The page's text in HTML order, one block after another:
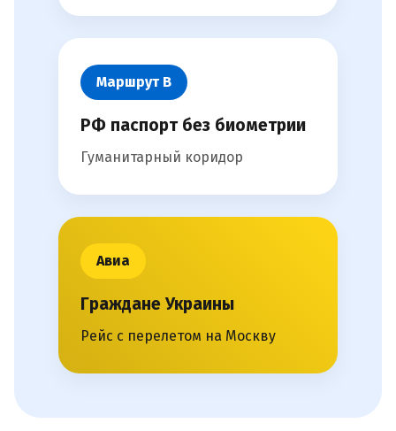
Маршрут В
РФ паспорт без биометрии
Гуманитарный коридор
Авиа
Граждане Украины
Рейс с перелетом на Москву